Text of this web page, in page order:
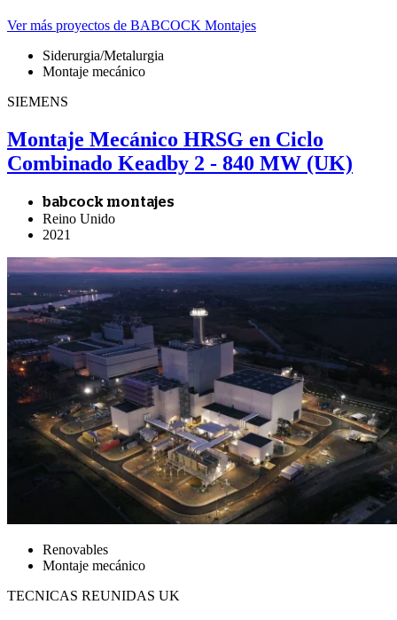
Ver más proyectos de BABCOCK Montajes
Siderurgia/Metalurgia
Montaje mecánico
SIEMENS
Montaje Mecánico HRSG en Ciclo
Combinado Keadby 2 - 840 MW (UK)
babcock montajes
Reino Unido
2021
Renovables
Montaje mecánico
TECNICAS REUNIDAS UK